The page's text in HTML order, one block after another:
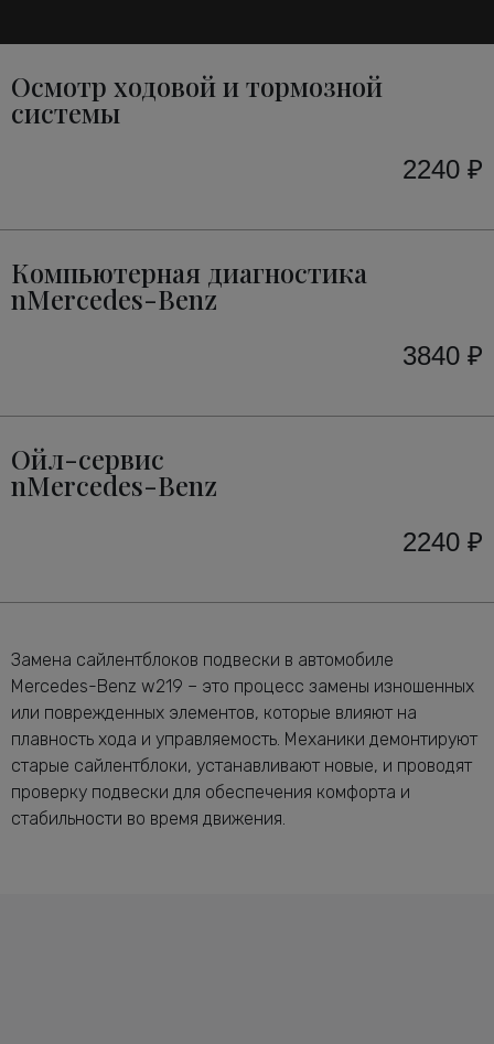
Осмотр ходовой и тормозной
системы
2240 ₽
Компьютерная диагностика
nMercedes-Benz
3840 ₽
Ойл-сервис
nMercedes-Benz
2240 ₽
Замена сайлентблоков подвески в автомобиле
Mercedes-Benz w219 – это процесс замены изношенных
или поврежденных элементов, которые влияют на
плавность хода и управляемость. Механики демонтируют
старые сайлентблоки, устанавливают новые, и проводят
проверку подвески для обеспечения комфорта и
стабильности во время движения.